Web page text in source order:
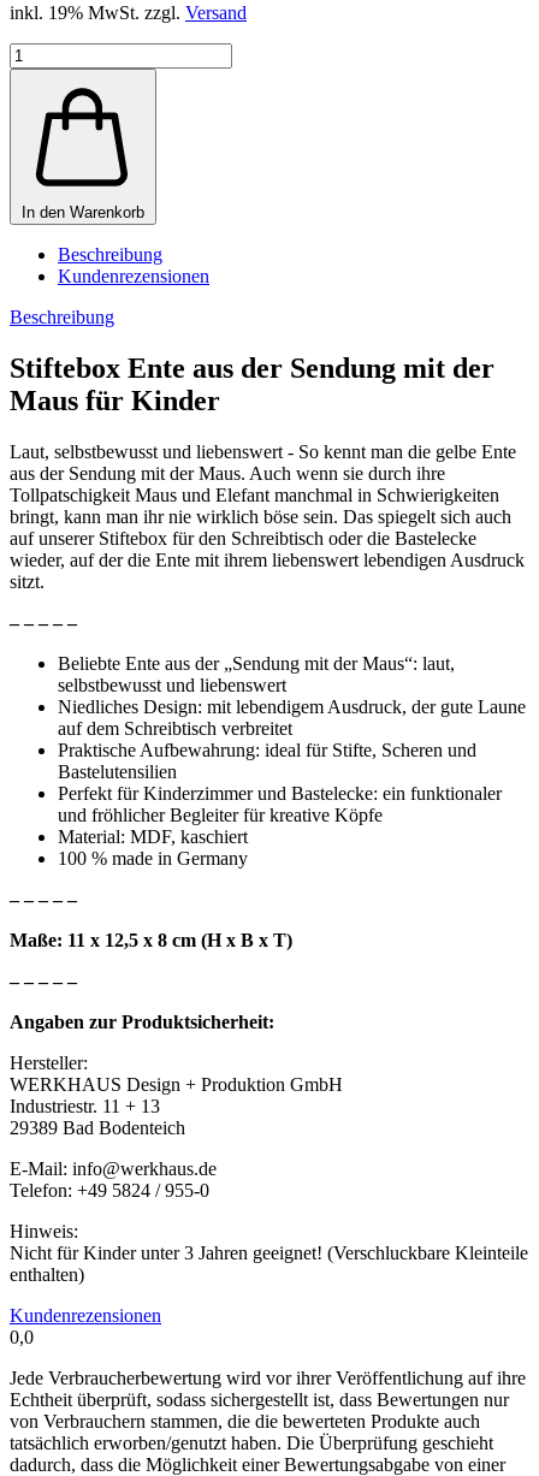
inkl. 19% MwSt. zzgl. Versand
In den Warenkorb
Beschreibung
Kundenrezensionen
Beschreibung
Stiftebox Ente aus der Sendung mit der
Maus für Kinder
Laut, selbstbewusst und liebenswert - So kennt man die gelbe Ente
aus der Sendung mit der Maus. Auch wenn sie durch ihre
Tollpatschigkeit Maus und Elefant manchmal in Schwierigkeiten
bringt, kann man ihr nie wirklich böse sein. Das spiegelt sich auch
auf unserer Stiftebox für den Schreibtisch oder die Bastelecke
wieder, auf der die Ente mit ihrem liebenswert lebendigen Ausdruck
sitzt.
– – – – –
Beliebte Ente aus der „Sendung mit der Maus“: laut,
selbstbewusst und liebenswert
Niedliches Design: mit lebendigem Ausdruck, der gute Laune
auf dem Schreibtisch verbreitet
Praktische Aufbewahrung: ideal für Stifte, Scheren und
Bastelutensilien
Perfekt für Kinderzimmer und Bastelecke: ein funktionaler
und fröhlicher Begleiter für kreative Köpfe
Material: MDF, kaschiert
100 % made in Germany
– – – – –
Maße: 11 x 12,5 x 8 cm (H x B x T)
– – – – –
Angaben zur Produktsicherheit:
Hersteller:
WERKHAUS Design + Produktion GmbH
Industriestr. 11 + 13
29389 Bad Bodenteich
E-Mail: info@werkhaus.de
Telefon: +49 5824 / 955-0
Hinweis:
Nicht für Kinder unter 3 Jahren geeignet! (Verschluckbare Kleinteile
enthalten)
Kundenrezensionen
0,0
Jede Verbraucherbewertung wird vor ihrer Veröffentlichung auf ihre
Echtheit überprüft, sodass sichergestellt ist, dass Bewertungen nur
von Verbrauchern stammen, die die bewerteten Produkte auch
tatsächlich erworben/genutzt haben. Die Überprüfung geschieht
dadurch, dass die Möglichkeit einer Bewertungsabgabe von einer